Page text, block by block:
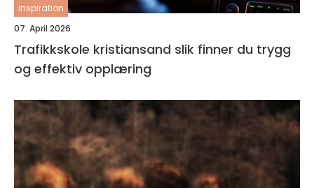
inspiration
07. April 2026
Trafikkskole kristiansand slik finner du trygg
og effektiv opplæring